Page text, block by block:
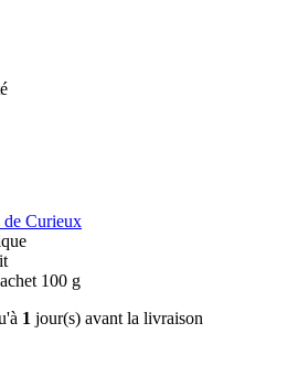
de Curieux
100 g
1 jour(s) avant la livraison